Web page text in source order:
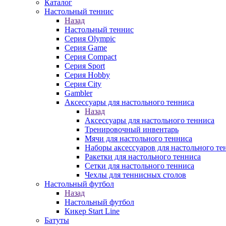
Каталог
Настольный теннис
Назад
Настольный теннис
Серия Olympic
Серия Game
Серия Compact
Серия Sport
Серия Hobby
Серия City
Gambler
Аксессуары для настольного тенниса
Назад
Аксессуары для настольного тенниса
Тренировочный инвентарь
Мячи для настольного тенниса
Наборы аксессуаров для настольного
Ракетки для настольного тенниса
Сетки для настольного тенниса
Чехлы для теннисных столов
Настольный футбол
Назад
Настольный футбол
Кикер Start Line
Батуты